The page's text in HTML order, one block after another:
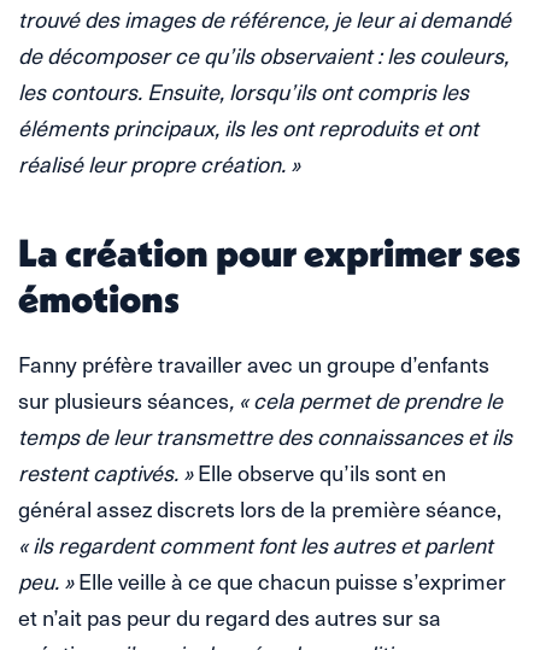
trouvé des images de référence, je leur ai demandé
de décomposer ce qu’ils observaient : les couleurs,
les contours. Ensuite, lorsqu’ils ont compris les
éléments principaux, ils les ont reproduits et ont
réalisé leur propre création. »
La création pour exprimer ses
émotions
Fanny préfère travailler avec un groupe d’enfants
sur plusieurs séances, « cela permet de prendre le
temps de leur transmettre des connaissances et ils
restent captivés. »Elle observe qu’ils sont en
général assez discrets lors de la première séance,
« ils regardent comment font les autres et parlent
peu. »Elle veille à ce que chacun puisse s’exprimer
et n’ait pas peur du regard des autres sur sa